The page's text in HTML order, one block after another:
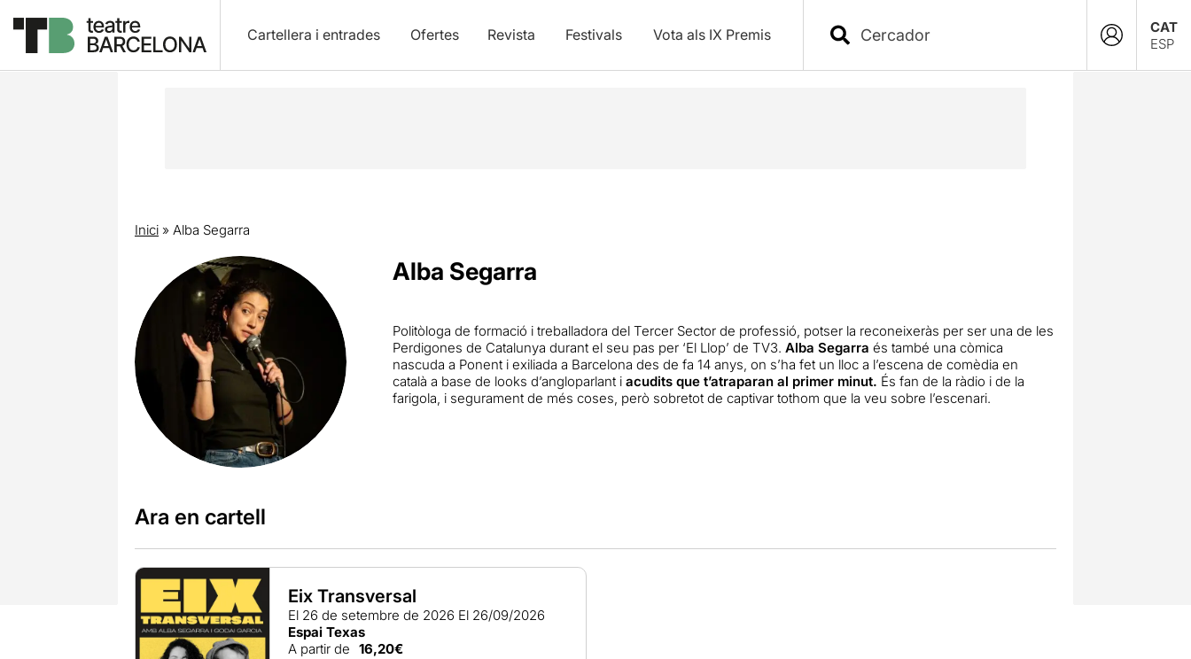
Cartellera i entrades Ofertes Revista Festivals Vota als IX Premis
CAT
ESP
Inici» Alba Segarra
Alba Segarra
Politòloga de formació i treballadora del Tercer Sector de professió, potser la reconeixeràs per ser una de les
Perdigones de Catalunya durant el seu pas per ‘El Llop’ de TV3.Alba Segarra és també una còmica
nascuda a Ponent i exiliada a Barcelona des de fa 14 anys, on s’ha fet un lloc a l’escena de comèdia en
català a base de looks d’angloparlant iacudits que t’atraparan al primer minut. És fan de la ràdio i de la
farigola, i segurament de més coses, però sobretot de captivar tothom que la veu sobre l’escenari.
Ara en cartell
Eix Transversal
El 26 de setembre de 2026 El 26/09/2026
Espai Texas
A partir de 16,20€